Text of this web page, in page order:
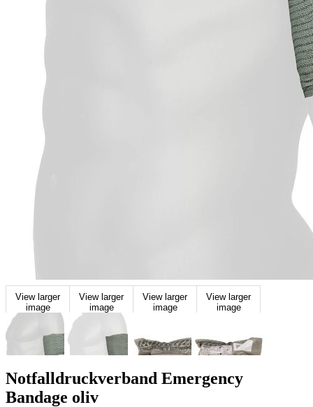
View larger
image
View larger
image
View larger
image
View larger
image
Notfalldruckverband Emergency
Bandage oliv